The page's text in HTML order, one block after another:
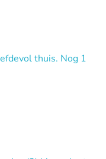
thuis. Nog 1